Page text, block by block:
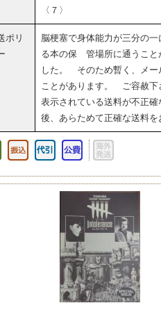
〈７〉
ポリ
脳梗塞で身体能力が三分の
る本の保 管場所に通うこと
した。 そのため暫く、メー
ことがあります。 ご容赦下
表示されている送料が不正
後、あらためて正確な送料